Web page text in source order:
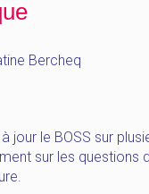
Bercheq
jour le BOSS sur
sur les questions